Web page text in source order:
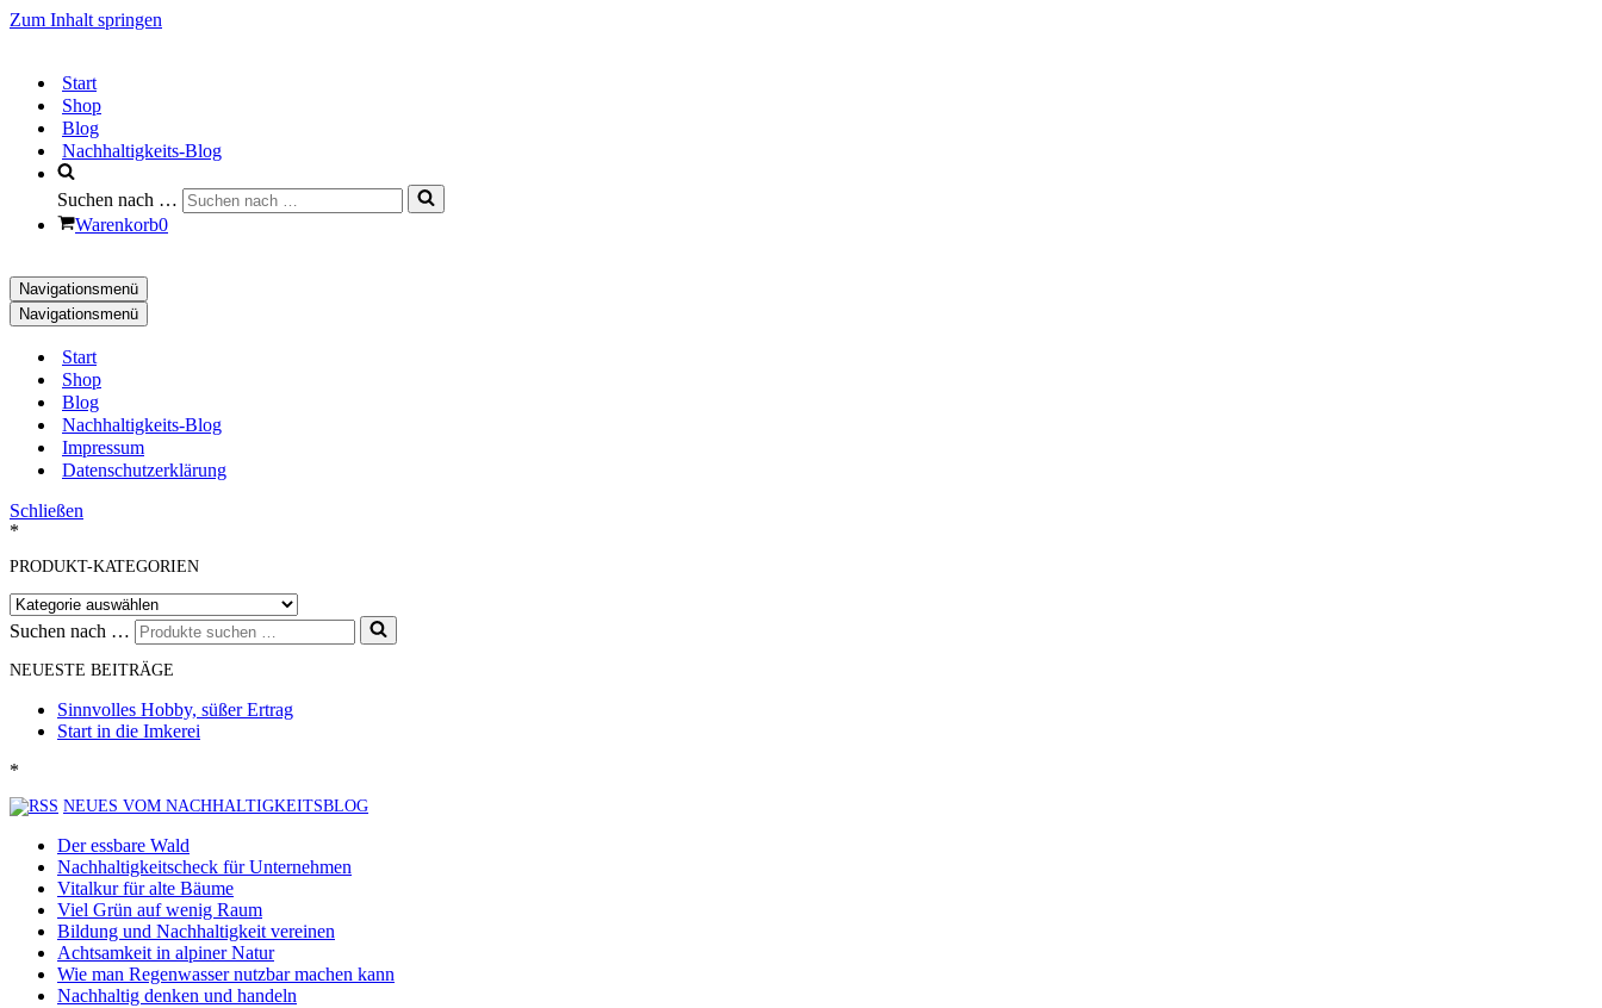
Zum Inhalt springen
Start
Shop
Blog
Nachhaltigkeits-Blog
Suchen nach …
Warenkorb0
Navigationsmenü
Navigationsmenü
Start
Shop
Blog
Nachhaltigkeits-Blog
Impressum
Datenschutzerklärung
Schließen
*
PRODUKT-KATEGORIEN
Suchen nach …
NEUESTE BEITRÄGE
Sinnvolles Hobby, süßer Ertrag
Start in die Imkerei
*
NEUES VOM NACHHALTIGKEITSBLOG
Der essbare Wald
Nachhaltigkeitscheck für Unternehmen
Vitalkur für alte Bäume
Viel Grün auf wenig Raum
Bildung und Nachhaltigkeit vereinen
Achtsamkeit in alpiner Natur
Wie man Regenwasser nutzbar machen kann
Nachhaltig denken und handeln